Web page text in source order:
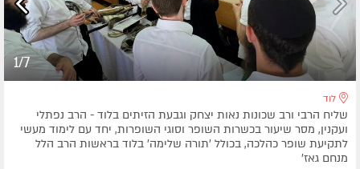
1/7
לוד
שליח הרבי ורב שכונות נאות יצחק וגבעת הזיתים בלוד - הרב נפתלי
ועקנין, מסר שיעור בכשרות השופר וסוגי השופרות, יחד עם לימוד מעשי
לתקיעת שופר כהלכה, בכולל 'תורה שלימה' בלוד בראשות הרב הלל
מנחם גאז'